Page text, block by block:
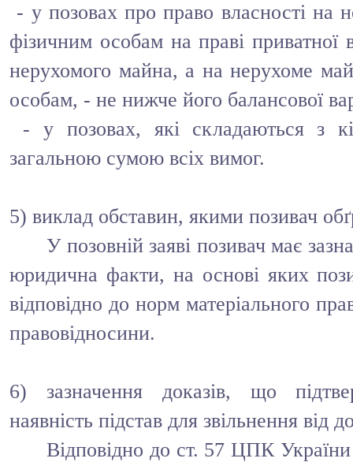
- у позовах про право власності
фізичним особам на праві приватної
нерухомого майна, а на нерухоме
особам, - не нижче його балансової
- у позовах, які складаються з
загальною сумою всіх вимог.
5) виклад обставин, якими позивач
У позовній заяві позивач має
юридична факти, на основі яких
відповідно до норм матеріального
правовідносини.
6) зазначення доказів, що
наявність підстав для звільнення від
Відповідно до ст. 57 ЦПК